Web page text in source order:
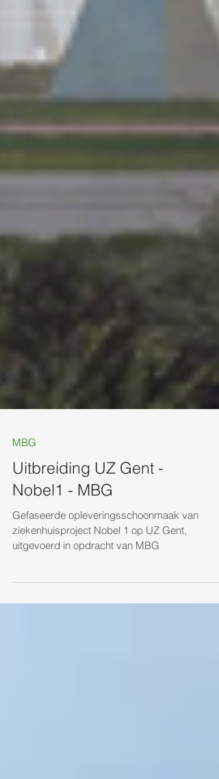
MBG
Uitbreiding UZ Gent -
Nobel1 - MBG
Gefaseerde opleveringsschoonmaak van
ziekenhuisproject Nobel 1 op UZ Gent,